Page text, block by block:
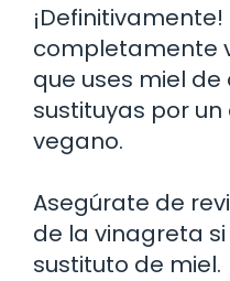
completamente
que uses miel
sustituyas por
vegano.
Asegúrate de
de la vinagreta
sustituto de miel.